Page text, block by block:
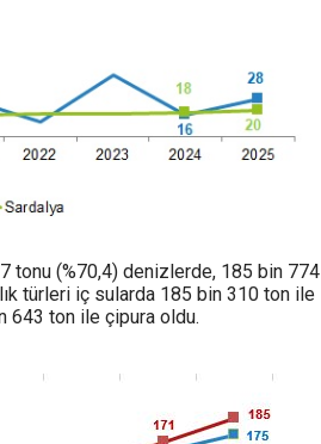
tonu (%70,4) denizlerde, 185 bin 774
türleri iç sularda 185 bin 310 ton ile
643 ton ile çipura oldu.